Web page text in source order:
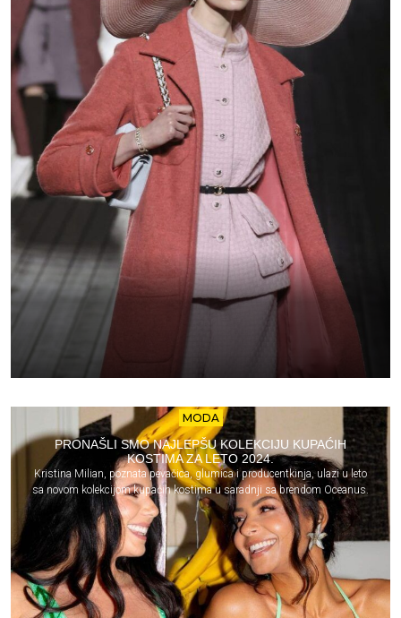
MODA
PRONAŠLI SMO NAJLEPŠU KOLEKCIJU KUPAĆIH
KOSTIMA ZA LETO 2024.
Kristina Milian, poznata pevačica, glumica i producentkinja, ulazi u leto
sa novom kolekcijom kupaćih kostima u saradnji sa brendom Oceanus.